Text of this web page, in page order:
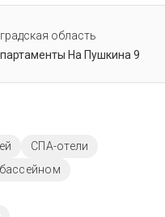
область
На Пушкина 9
СПА-отели